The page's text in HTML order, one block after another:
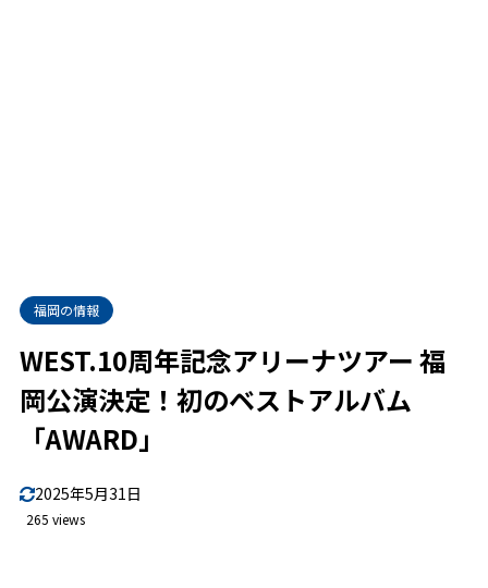
福岡の情報
WEST.10周年記念アリーナツアー 福
岡公演決定！初のベストアルバム
「AWARD」
2025年5月31日
265 views